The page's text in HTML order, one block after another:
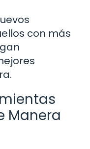
con más
Manera